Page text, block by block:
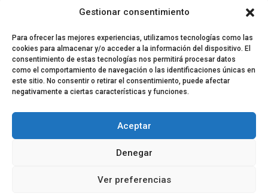
Gestionar consentimiento
Para ofrecer las mejores experiencias, utilizamos tecnologías como las
cookies para almacenar y/o acceder a la información del dispositivo. El
consentimiento de estas tecnologías nos permitirá procesar datos
como el comportamiento de navegación o las identificaciones únicas en
este sitio. No consentir o retirar el consentimiento, puede afectar
negativamente a ciertas características y funciones.
Aceptar
Denegar
Ver preferencias
acompañamiento de Quique a la voz y a la
Equipo EPDLT Contacto